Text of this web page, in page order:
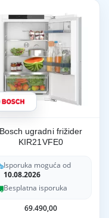
Bosch ugradni frižider
KIR21VFE0
Isporuka moguća od
10.08.2026
Besplatna isporuka
69.490,00